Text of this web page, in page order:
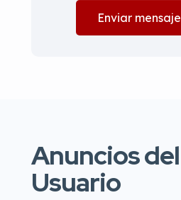
Enviar mensaje
Anuncios del
Usuario